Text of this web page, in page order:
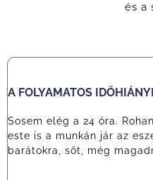
és a
A FOLYAMATOS
Sosem elég a 24 óra.
este is a munkán jár az
barátokra, sőt, még